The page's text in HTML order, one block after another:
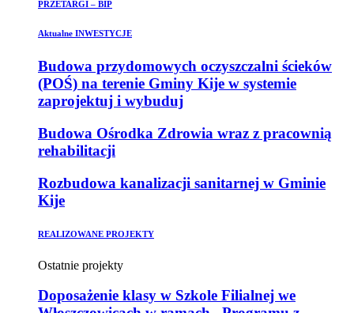
PRZETARGI – BIP
Aktualne INWESTYCJE
Budowa przydomowych oczyszczalni ścieków
(POŚ) na terenie Gminy Kije w systemie
zaprojektuj i wybuduj
Budowa Ośrodka Zdrowia wraz z pracownią
rehabilitacji
Rozbudowa kanalizacji sanitarnej w Gminie
Kije
REALIZOWANE PROJEKTY
Ostatnie projekty
Doposażenie klasy w Szkole Filialnej we